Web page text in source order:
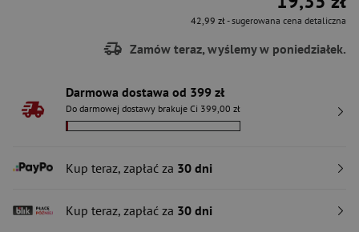
42,99 zł- sugerowana cena detaliczna
Zamów teraz, wyślemy w poniedziałek.
Darmowa dostawa od 399 zł
Do darmowej dostawy brakuje Ci 399,00 zł
Kup teraz, zapłać za 30 dni
Kup teraz, zapłać za 30 dni